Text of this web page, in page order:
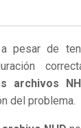
pesar de
archivos
del problema.